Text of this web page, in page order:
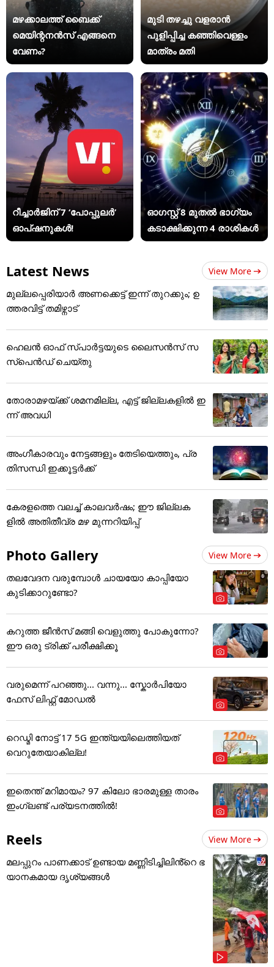
മഴക്കാലത്ത് ബൈക്ക്
മെയിന്റനൻസ് എങ്ങനെ
വേണം?
മുടി തഴച്ചു വളരാൻ
പുളിപ്പിച്ച കഞ്ഞിവെള്ളം
മാത്രം മതി
റീച്ചാർജിന് 7 ‘പോപ്പുലർ’
ഓപ്ഷനുകൾ!
ഓഗസ്റ്റ് 8 മുതൽ ഭാഗ്യം
കടാക്ഷിക്കുന്ന 4 രാശികൾ
Latest News View More
മുല്ലപ്പെരിയാർ അണക്കെട്ട് ഇന്ന് തുറക്കും; ഉ
ത്തരവിട്ട് തമിഴ്നാട്
ഹെലന്‍ ഓഫ് സ്പാര്‍ട്ടയുടെ ലൈസന്‍സ് സ
സ്‌പെന്‍ഡ് ചെയ്തു
തോരാമഴയ്ക്ക് ശമനമില്ല, എട്ട് ജില്ലകളിൽ ഇ
ന്ന് അവധി
അംഗീകാരവും നേട്ടങ്ങളും തേടിയെത്തും, പ്ര
തിസന്ധി ഇക്കൂട്ടർക്ക്
കേരളത്തെ വലച്ച് കാലവര്‍ഷം; ഈ ജില്ലക
ളിൽ അതിതീവ്ര മഴ മുന്നറിയിപ്പ്
Photo Gallery View More
തലവേദന വരുമ്പോൾ ചായയോ കാപ്പിയോ
കുടിക്കാറുണ്ടോ?
കറുത്ത ജീൻസ് മങ്ങി വെളുത്തു പോകുന്നോ?
ഈ ഒരു ട്രിക്ക് പരീക്ഷിക്കൂ
വരുമെന്ന് പറഞ്ഞു... വന്നു... സ്കോർപിയോ
ഫേസ് ലിഫ്റ്റ് മോഡൽ
റെഡ്മി നോട്ട് 17 5G ഇന്ത്യയിലെത്തിയത്
വെറുതേയാകില്ല!
ഇതെന്ത് മറിമായം? 97 കിലോ ഭാരമുള്ള താരം
ഇംഗ്ലണ്ട് പര്യടനത്തില്‍!
Reels View More
മലപ്പുറം പാണക്കാട് ഉണ്ടായ മണ്ണിടിച്ചിലിൻ്റെ ഭ
യാനകമായ ദൃശ്യങ്ങൾ